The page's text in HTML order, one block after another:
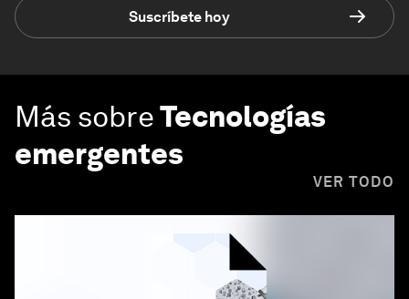
Suscríbete hoy
Más sobreTecnologías
emergentes
VER TODO